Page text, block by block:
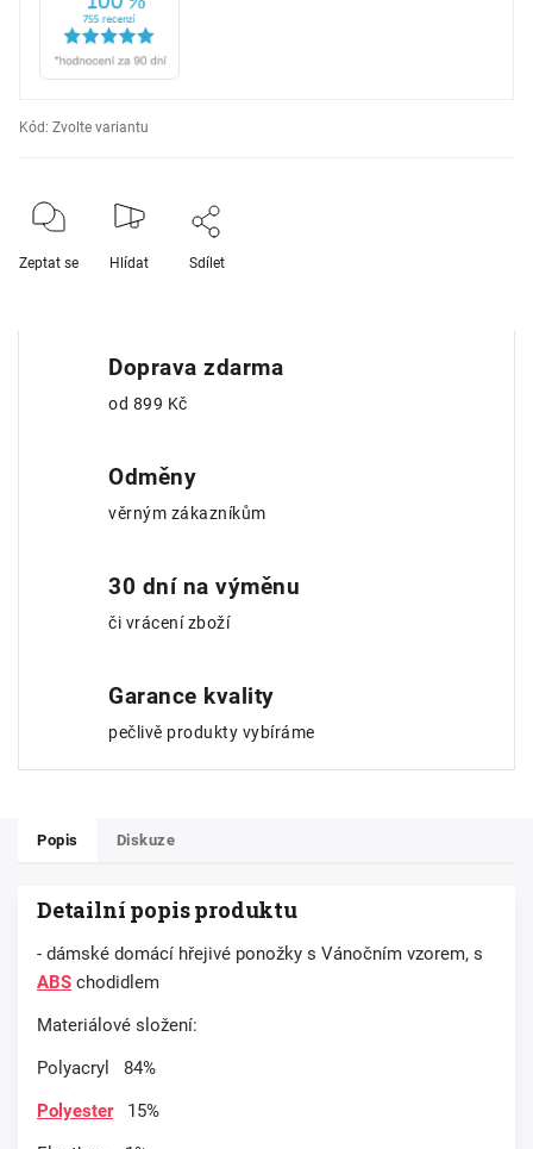
Kód: Zvolte variantu
Zeptat se Hlídat Sdílet
Doprava zdarma
od 899 Kč
Odměny
věrným zákazníkům
30 dní na výměnu
či vrácení zboží
Garance kvality
pečlivě produkty vybíráme
Popis Diskuze
Detailní popis produktu
- dámské domácí hřejivé ponožky s Vánočním vzorem, s
ABS chodidlem
Materiálové složení:
Polyacryl 84%
Polyester15%